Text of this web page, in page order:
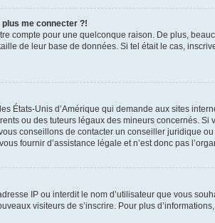
me connecter ?!
compte pour une quelconque raison. De plus,
de leur base de données. Si tel était le cas,
États-Unis d’Amérique qui demande aux sites
ou des tuteurs légaux des mineurs concernés. Si
conseillons de contacter un conseiller juridique
fournir d’assistance légale et n’est donc pas
IP ou interdit le nom d’utilisateur que vous
visiteurs de s’inscrire. Pour plus